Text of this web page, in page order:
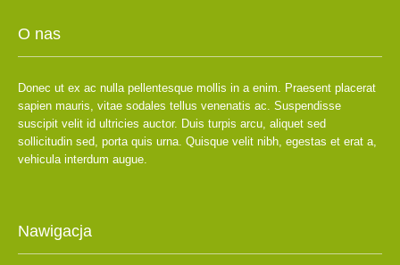
O nas
Donec ut ex ac nulla pellentesque mollis in a enim. Praesent placerat
sapien mauris, vitae sodales tellus venenatis ac. Suspendisse
suscipit velit id ultricies auctor. Duis turpis arcu, aliquet sed
sollicitudin sed, porta quis urna. Quisque velit nibh, egestas et erat a,
vehicula interdum augue.
Nawigacja